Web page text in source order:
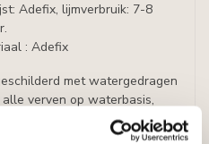
Adefix, lijmverbruik: 7-8
: Adefix
met watergedragen
verven op waterbasis,
(oplosmiddelvrij).